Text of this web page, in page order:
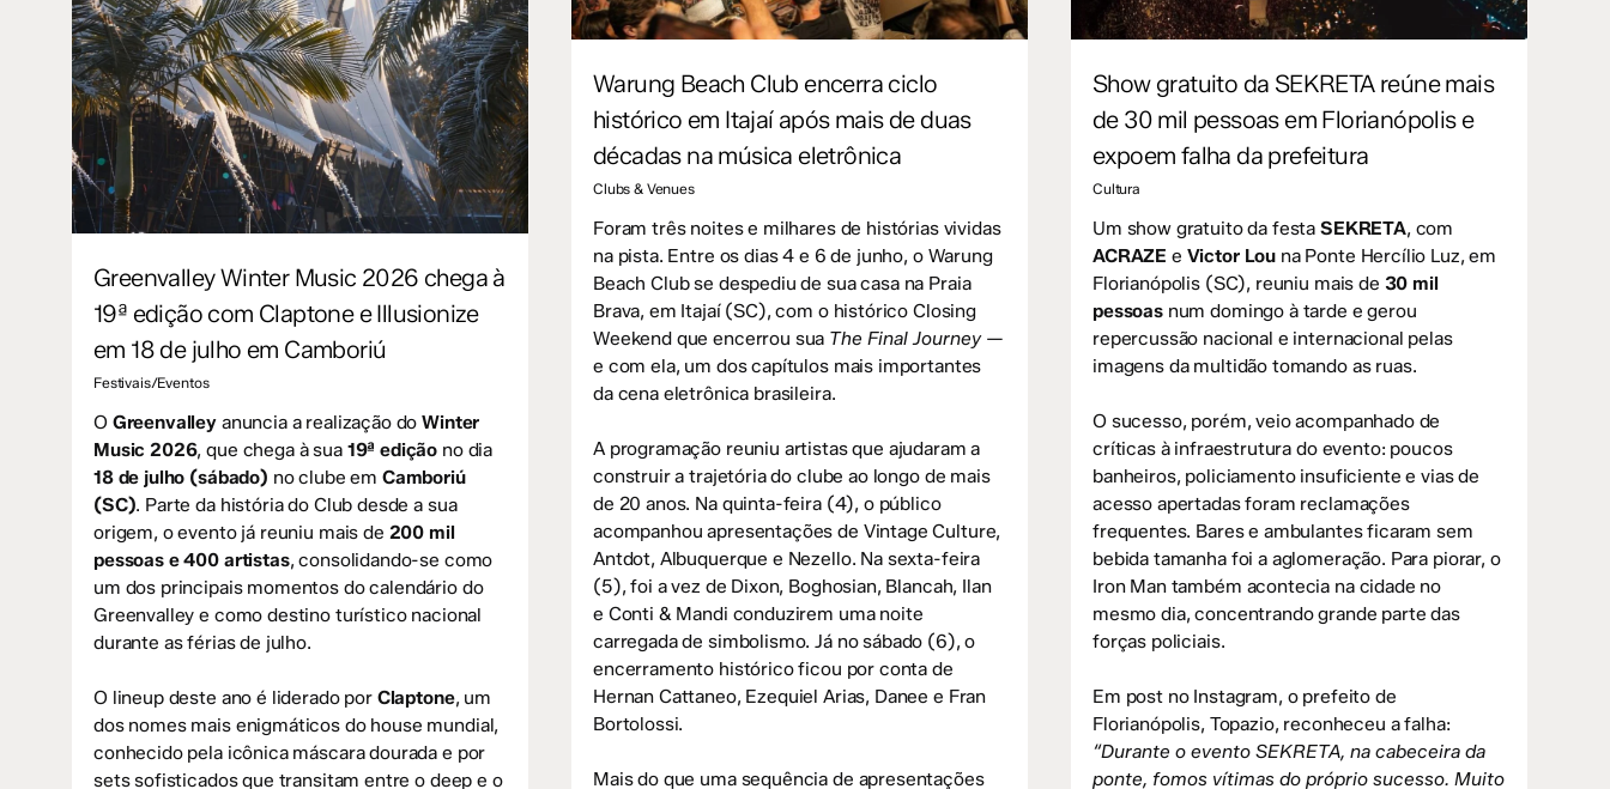
Greenvalley Winter Music 2026 chega à
19ª edição com Claptone e Illusionize
em 18 de julho em Camboriú
Festivais/Eventos
O Greenvalley anuncia a realização doWinter
Music 2026, que chega à sua 19ª edição no dia
18 de julho (sábado) no clube em Camboriú
(SC). Parte da história do Club desde a sua
origem, o evento já reuniu mais de 200 mil
pessoas e 400 artistas, consolidando-se como
um dos principais momentos do calendário do
Greenvalley e como destino turístico nacional
durante as férias de julho.
O lineup deste ano é liderado por Claptone, um
dos nomes mais enigmáticos do house mundial,
conhecido pela icônica máscara dourada e por
sets sofisticados que transitam entre o deep e o
Warung Beach Club encerra ciclo
histórico em Itajaí após mais de duas
décadas na música eletrônica
Clubs & Venues
Foram três noites e milhares de histórias vividas
na pista. Entre os dias 4 e 6 de junho, o Warung
Beach Club se despediu de sua casa na Praia
Brava, em Itajaí (SC), com o histórico Closing
Weekend que encerrou sua The Final Journey—
e com ela, um dos capítulos mais importantes
da cena eletrônica brasileira.
A programação reuniu artistas que ajudaram a
construir a trajetória do clube ao longo de mais
de 20 anos. Na quinta-feira (4), o público
acompanhou apresentações de Vintage Culture,
Antdot, Albuquerque e Nezello. Na sexta-feira
(5), foi a vez de Dixon, Boghosian, Blancah, Ilan
e Conti & Mandi conduzirem uma noite
carregada de simbolismo. Já no sábado (6), o
encerramento histórico ficou por conta de
Hernan Cattaneo, Ezequiel Arias, Danee e Fran
Bortolossi.
Mais do que uma sequência de apresentações
Show gratuito da SEKRETA reúne mais
de 30 mil pessoas em Florianópolis e
expoem falha da prefeitura
Cultura
Um show gratuito da festa SEKRETA, com
ACRAZE e Victor Lou na Ponte Hercílio Luz, em
Florianópolis (SC), reuniu mais de 30 mil
pessoasnum domingo à tarde e gerou
repercussão nacional e internacional pelas
imagens da multidão tomando as ruas.
O sucesso, porém, veio acompanhado de
críticas à infraestrutura do evento: poucos
banheiros, policiamento insuficiente e vias de
acesso apertadas foram reclamações
frequentes. Bares e ambulantes ficaram sem
bebida tamanha foi a aglomeração. Para piorar, o
Iron Man também acontecia na cidade no
mesmo dia, concentrando grande parte das
forças policiais.
Em post no Instagram, o prefeito de
Florianópolis, Topazio, reconheceu a falha:
“Durante o evento SEKRETA, na cabeceira da
ponte, fomos vítimas do próprio sucesso. Muito